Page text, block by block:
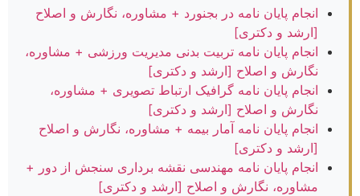
انجام پایان نامه در بجنورد + مشاوره، نگارش و اصلاح
[ارشد و دکتری]
انجام پایان نامه تربیت بدنی مدیریت ورزشی + مشاوره،
نگارش و اصلاح [ارشد و دکتری]
انجام پایان نامه گرافیک ارتباط تصویری + مشاوره،
نگارش و اصلاح [ارشد و دکتری]
انجام پایان نامه آمار بیمه + مشاوره، نگارش و اصلاح
[ارشد و دکتری]
انجام پایان نامه مهندسی نقشه برداری سنجش از دور +
مشاوره، نگارش و اصلاح [ارشد و دکتری]